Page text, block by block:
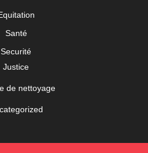
Santé
Securité
Justice
de nettoyage